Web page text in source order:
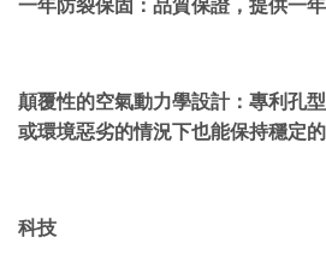
一年防裂保固：品質保證，提供一年
顛覆性的空氣動力學設計：專利孔
或環境惡劣的情況下也能保持穩定的
科技